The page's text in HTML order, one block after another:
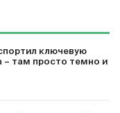
ключевую
– там просто темно и